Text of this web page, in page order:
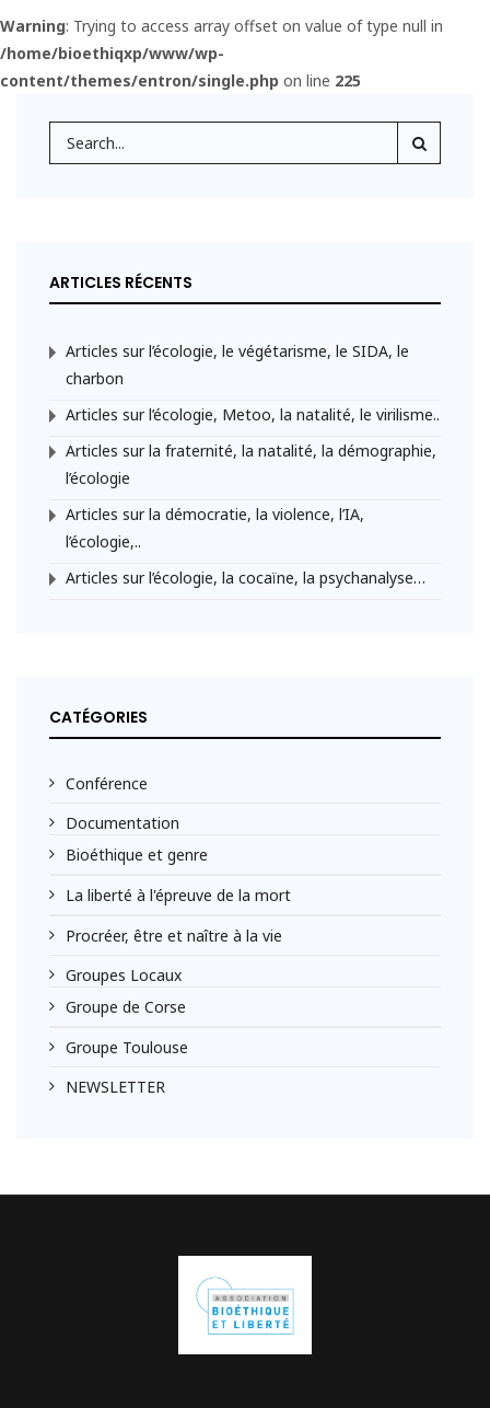
Warning: Trying to access array offset on value of type null in
/home/bioethiqxp/www/wp-
content/themes/entron/single.php on line 225
ARTICLES RÉCENTS
Articles sur l’écologie, le végétarisme, le SIDA, le
charbon
Articles sur l’écologie, Metoo, la natalité, le virilisme..
Articles sur la fraternité, la natalité, la démographie,
l’écologie
Articles sur la démocratie, la violence, l’IA,
l’écologie,..
Articles sur l’écologie, la cocaïne, la psychanalyse…
CATÉGORIES
Conférence
Documentation
Bioéthique et genre
La liberté à l'épreuve de la mort
Procréer, être et naître à la vie
Groupes Locaux
Groupe de Corse
Groupe Toulouse
NEWSLETTER